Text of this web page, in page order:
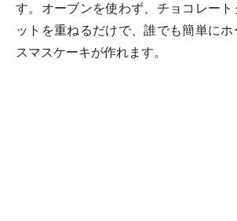
す。オーブンを使わず、チョコレー
ットを重ねるだけで、誰でも簡単にホ
スマスケーキが作れます。